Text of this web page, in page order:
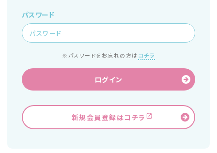
パスワード
※パスワードをお忘れの方は コチラ
ログイン
新規会員登録はコチラ